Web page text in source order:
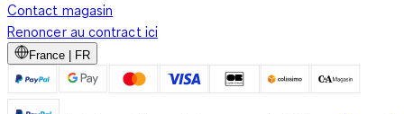
Contact magasin
Renoncer au contract ici
France | FR